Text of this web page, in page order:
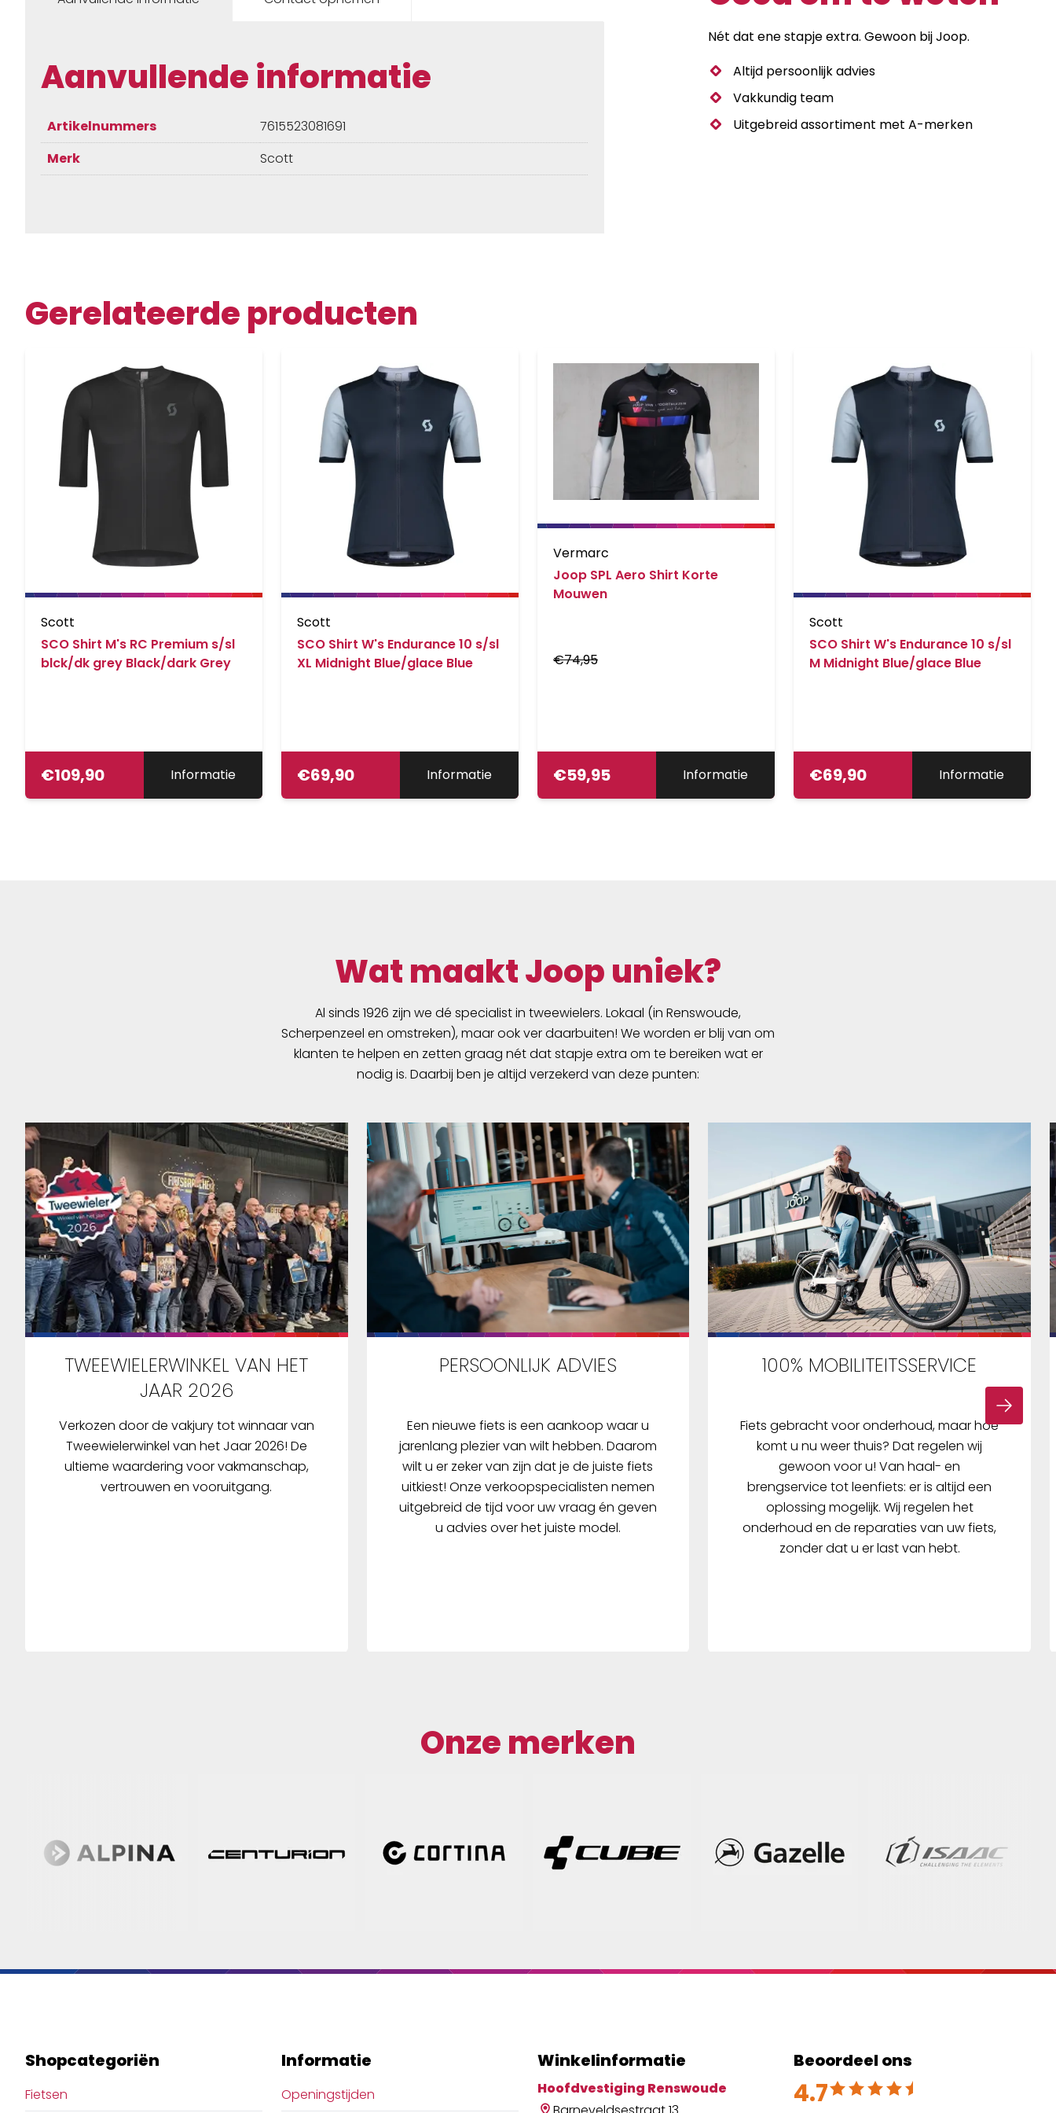
Aanvullende informatie
Artikelnummers
7615523081691
Merk
Scott
Nét dat ene stapje extra. Gewoon bij Joop.
Altijd persoonlijk advies
Vakkundig team
Uitgebreid assortiment met A-merken
Gerelateerde producten
Scott
SCO Shirt M's RC Premium s/sl
blck/dk grey Black/dark Grey
€109,90 Informatie
Scott
SCO Shirt W's Endurance 10 s/sl
XL Midnight Blue/glace Blue
€69,90 Informatie
Vermarc
Joop SPL Aero Shirt Korte
Mouwen
€74,95
€59,95 Informatie
Scott
SCO Shirt W's Endurance 10 s/sl
M Midnight Blue/glace Blue
€69,90 Informatie
Wat maakt Joop uniek?
Al sinds 1926 zijn we dé specialist in tweewielers. Lokaal (in Renswoude,
Scherpenzeel en omstreken), maar ook ver daarbuiten! We worden er blij van om
klanten te helpen en zetten graag nét dat stapje extra om te bereiken wat er
nodig is. Daarbij ben je altijd verzekerd van deze punten:
TWEEWIELERWINKEL VAN HET
JAAR 2026
Verkozen door de vakjury tot winnaar van
Tweewielerwinkel van het Jaar 2026! De
ultieme waardering voor vakmanschap,
vertrouwen en vooruitgang.
PERSOONLIJK ADVIES
Een nieuwe fiets is een aankoop waar u
jarenlang plezier van wilt hebben. Daarom
wilt u er zeker van zijn dat je de juiste fiets
uitkiest! Onze verkoopspecialisten nemen
uitgebreid de tijd voor uw vraag én geven
u advies over het juiste model.
100% MOBILITEITSSERVICE
Fiets gebracht voor onderhoud, maar hoe
komt u nu weer thuis? Dat regelen wij
gewoon voor u! Van haal- en
brengservice tot leenfiets: er is altijd een
oplossing mogelijk. Wij regelen het
onderhoud en de reparaties van uw fiets,
zonder dat u er last van hebt.
Onze merken
Shopcategoriën
Fietsen
Informatie
Openingstijden
Winkelinformatie
Hoofdvestiging Renswoude
Beoordeel ons
4.7
Beoordeeld met 4.7 uit 5